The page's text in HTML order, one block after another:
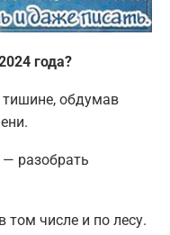
года?
обдумав
разобрать
числе и по лесу.